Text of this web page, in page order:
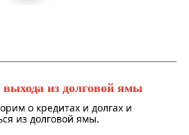
из долговой ямы
о кредитах и долгах и
из долговой ямы.